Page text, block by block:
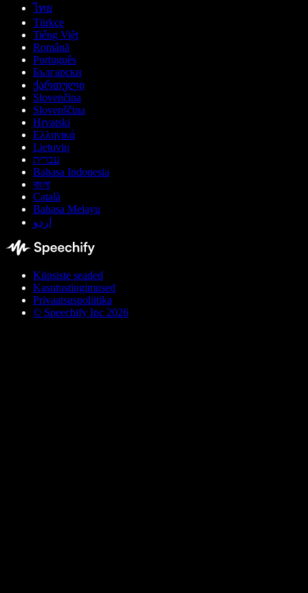
ไทย
Türkçe
Tiếng Việt
Română
Português
Български
ქართული
Slovenčina
Slovenščina
Hrvatski
Ελληνικά
Lietuvių
עברית
Bahasa Indonesia
বাংলা
Català
Bahasa Melayu
اردو
Küpsiste seaded
Kasutustingimused
Privaatsuspoliitika
© Speechify Inc 2026